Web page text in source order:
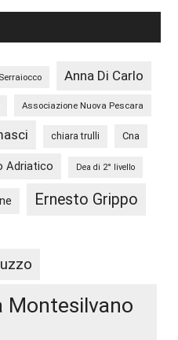
Anna Di Carlo
Associazione Nuova Pescara
chiara trulli Cna
Adriatico Dea di 2° livello
Ernesto Grippo
Montesilvano